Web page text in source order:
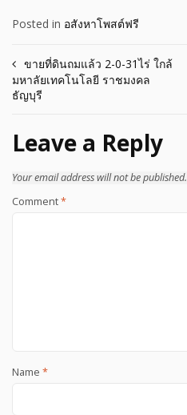
Posted in อสังหาโพสต์ฟรี
Post
navigation
ขายที่ดินถมแล้ว 2-0-31ไร่ ใกล้
มหาลัยเทคโนโลยี ราชมงคล
ธัญบุรี
Leave a Reply
Your email address will not be published.
Comment*
Name *